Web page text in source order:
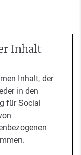
Inhalt
Inhalt, der
in den
für Social